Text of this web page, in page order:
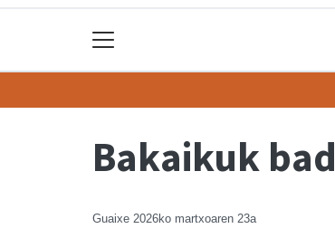
Bakaikuk
Guaixe 2026ko martxoaren 23a